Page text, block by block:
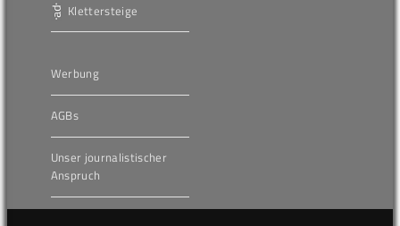
Klettersteige
Werbung
AGBs
Unser journalistischer
Anspruch